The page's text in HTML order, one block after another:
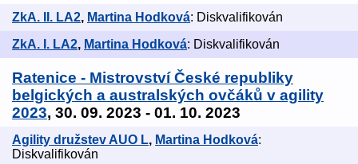
ZkA. II. LA2, Martina Hodková: Diskvalifikován
ZkA. I. LA2, Martina Hodková: Diskvalifikován
Ratenice - Mistrovství České republiky
belgických a australských ovčáků v agility
2023, 30. 09. 2023 - 01. 10. 2023
Agility družstev AUO L, Martina Hodková:
Diskvalifikován